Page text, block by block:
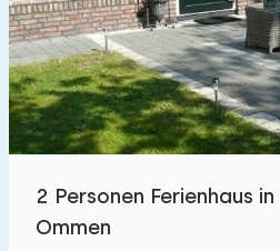
2 Personen Ferienhaus
Ommen